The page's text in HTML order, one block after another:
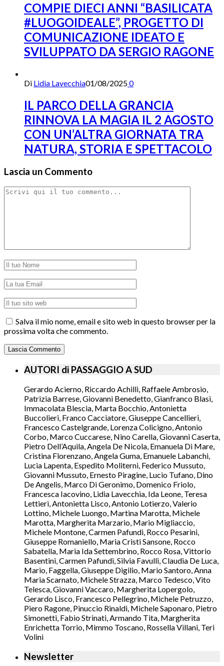
COMPIE DIECI ANNI “BASILICATA
#LUOGOIDEALE”, PROGETTO DI
COMUNICAZIONE IDEATO E
SVILUPPATO DA SERGIO RAGONE
Di Lidia Lavecchia01/08/20250
IL PARCO DELLA GRANCIA
RINNOVA LA MAGIA IL 2 AGOSTO
CON UN’ALTRA GIORNATA TRA
NATURA, STORIA E SPETTACOLO
Lascia un Commento
Salva il mio nome, email e sito web in questo browser per la
prossima volta che commento.
AUTORI di PASSAGGIO A SUD
Gerardo Acierno, Riccardo Achilli, Raffaele Ambrosio,
Patrizia Barrese, Giovanni Benedetto, Gianfranco Blasi,
Immacolata Blescia, Marta Bocchio, Antonietta
Buccolieri, Franco Cacciatore, Giuseppe Cancellieri,
Francesco Castelgrande, Lorenza Colicigno, Antonio
Corbo, Marco Cuccarese, Nino Carella, Giovanni Caserta,
Pietro Dell’Aquila, Angela De Nicola, Emanuela Di Mare,
Cristina Florenzano, Angela Guma, Emanuele Labanchi,
Lucia Lapenta, Espedito Moliterni, Federico Mussuto,
Giovanni Mussuto, Ernesto Piragine, Lucio Tufano, Dino
De Angelis, Marco Di Geronimo, Domenico Friolo,
Francesca Iacovino, Lidia Lavecchia, Ida Leone, Teresa
Lettieri, Antonietta Lisco, Antonio Lotierzo, Valerio
Lottino, Michele Luongo, Martina Marotta, Michele
Marotta, Margherita Marzario, Mario Migliaccio,
Michele Montone, Carmen Pafundi, Rocco Pesarini,
Giuseppe Romaniello, Maria Cristi Sansone, Rocco
Sabatella, Maria Ida Settembrino, Rocco Rosa, Vittorio
Basentini, Carmen Pafundi, Silvia Favulli, Claudia De Luca,
Mario, Faggella, Giuseppe Digilio, Mario Santoro, Anna
Maria Scarnato, Michele Strazza, Marco Tedesco, Vito
Telesca, Giovanni Vaccaro, Margherita Lopergolo,
Gerardo Lisco, Francesco Pellegrino, Michele Petruzzo,
Piero Ragone, Pinuccio Rinaldi, Michele Saponaro, Pietro
Simonetti, Fabio Strinati, Armando Tita, Margherita
Enrichetta Torrio, Mimmo Toscano, Rossella Villani, Teri
Volini
Newsletter